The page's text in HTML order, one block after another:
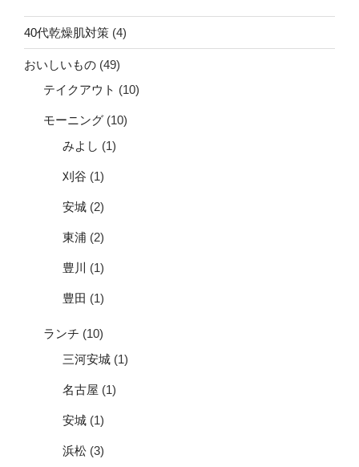
40代乾燥肌対策 (4)
おいしいもの (49)
テイクアウト (10)
モーニング (10)
みよし (1)
刈谷 (1)
安城 (2)
東浦 (2)
豊川 (1)
豊田 (1)
ランチ (10)
三河安城 (1)
名古屋 (1)
安城 (1)
浜松 (3)